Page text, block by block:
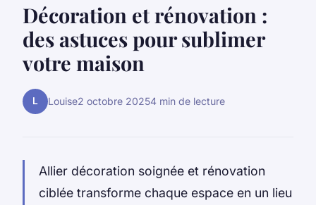
Décoration et rénovation :
des astuces pour sublimer
votre maison
L Louise2 octobre 20254 min de lecture
Allier décoration soignée et rénovation
ciblée transforme chaque espace en un lieu